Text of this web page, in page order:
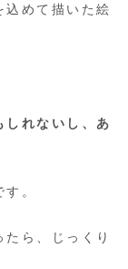
込めて描いた絵
しれないし、あ
。
ら、じっくり